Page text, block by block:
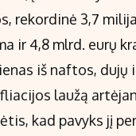
rekordinė 3,7
ir 4,8 mlrd. eurų
iš naftos, dujų
laužą
kad pavyks jį